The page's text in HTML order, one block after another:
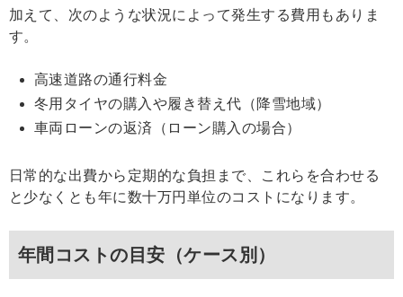
加えて、次のような状況によって発生する費用もありま
す。
高速道路の通行料金
冬用タイヤの購入や履き替え代（降雪地域）
車両ローンの返済（ローン購入の場合）
日常的な出費から定期的な負担まで、これらを合わせる
と少なくとも年に数十万円単位のコストになります。
年間コストの目安（ケース別）